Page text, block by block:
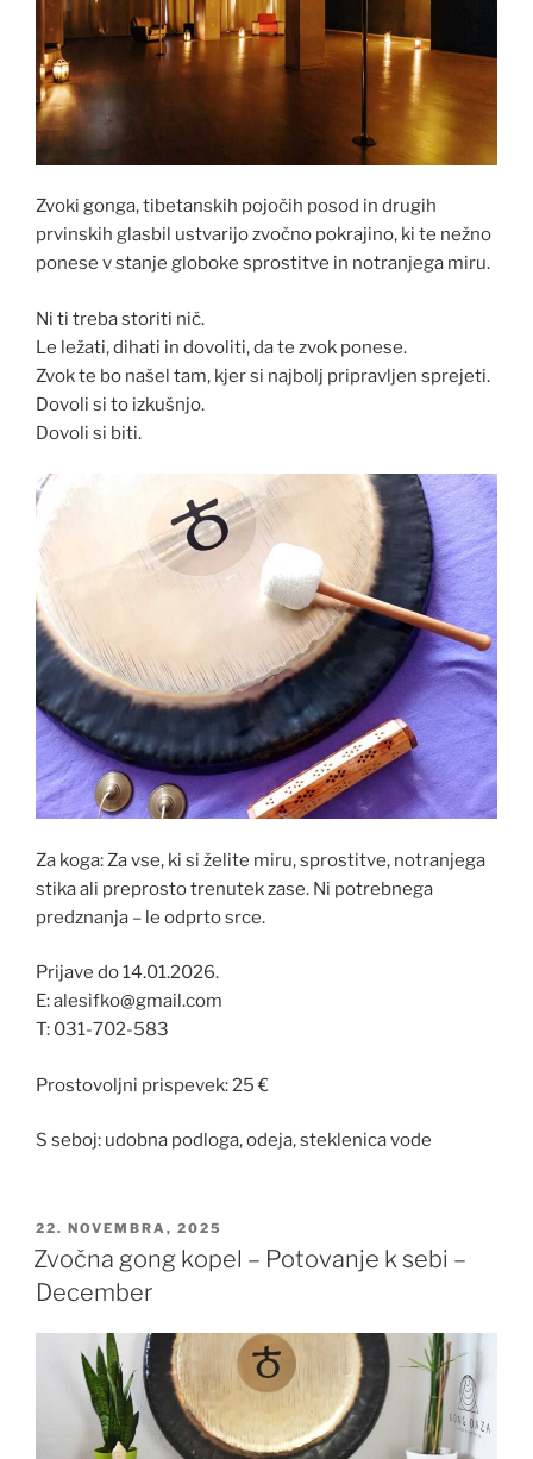
Zvoki gonga, tibetanskih pojočih posod in drugih
prvinskih glasbil ustvarijo zvočno pokrajino, ki te nežno
ponese v stanje globoke sprostitve in notranjega miru.
Ni ti treba storiti nič.
Le ležati, dihati in dovoliti, da te zvok ponese.
Zvok te bo našel tam, kjer si najbolj pripravljen sprejeti.
Dovoli si to izkušnjo.
Dovoli si biti.
Za koga: Za vse, ki si želite miru, sprostitve, notranjega
stika ali preprosto trenutek zase. Ni potrebnega
predznanja – le odprto srce.
Prijave do 14.01.2026.
E: alesifko@gmail.com
T: 031-702-583
Prostovoljni prispevek: 25 €
S seboj: udobna podloga, odeja, steklenica vode
OBJAVLJENO
DNE
22. NOVEMBRA, 2025
Zvočna gong kopel – Potovanje k sebi –
December